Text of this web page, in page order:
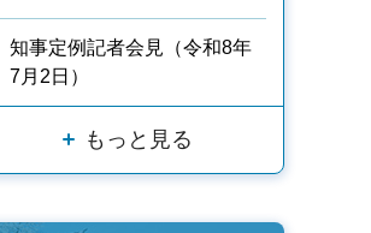
知事定例記者会見（令和8年
7月2日）
もっと見る